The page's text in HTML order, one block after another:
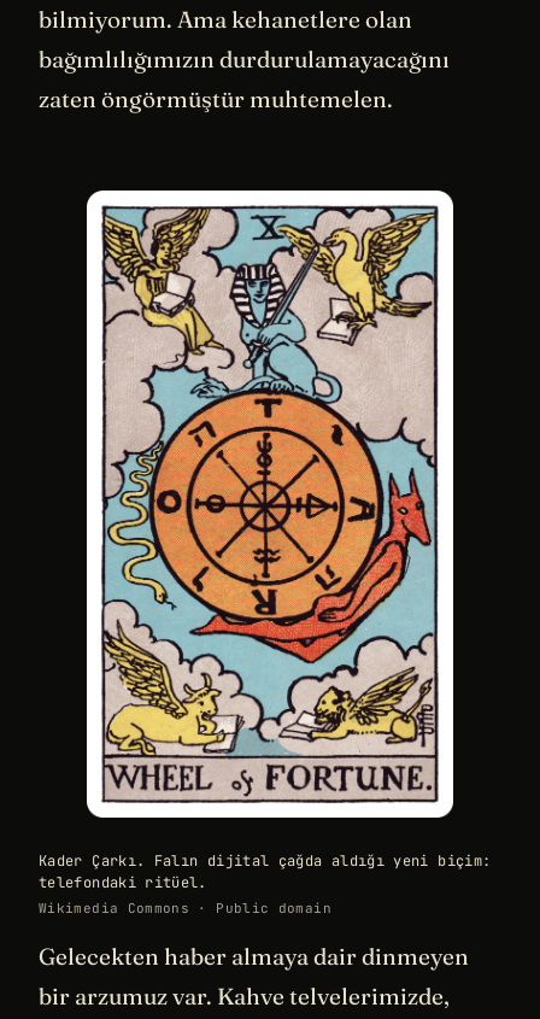
bilmiyorum. Ama kehanetlere olan
bağımlılığımızın durdurulamayacağını
zaten öngörmüştür muhtemelen.
Kader Çarkı. Falın dijital çağda aldığı yeni biçim:
telefondaki ritüel.
Wikimedia Commons · Public domain
Gelecekten haber almaya dair dinmeyen
bir arzumuz var. Kahve telvelerimizde,